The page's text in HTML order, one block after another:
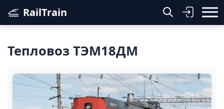
RailTrain
Тепловоз ТЭМ18ДМ